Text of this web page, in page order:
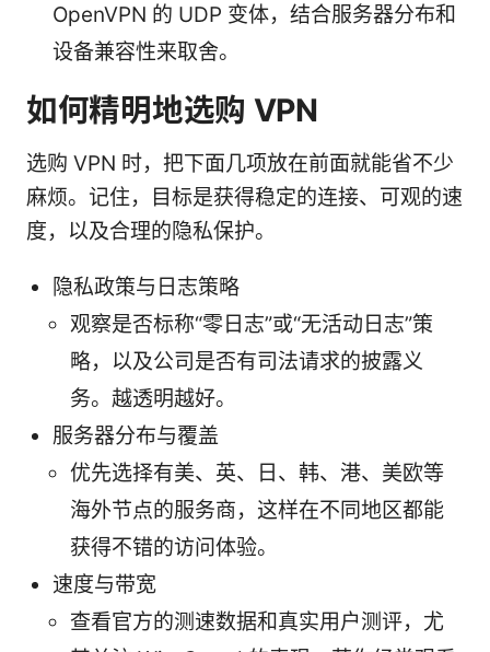
OpenVPN 的 UDP 变体，结合服务器分布和
设备兼容性来取舍。
如何精明地选购 VPN
选购 VPN 时，把下面几项放在前面就能省不少
麻烦。记住，目标是获得稳定的连接、可观的速
度，以及合理的隐私保护。
隐私政策与日志策略
观察是否标称“零日志”或“无活动日志”策
略，以及公司是否有司法请求的披露义
务。越透明越好。
服务器分布与覆盖
优先选择有美、英、日、韩、港、美欧等
海外节点的服务商，这样在不同地区都能
获得不错的访问体验。
速度与带宽
查看官方的测速数据和真实用户测评，尤